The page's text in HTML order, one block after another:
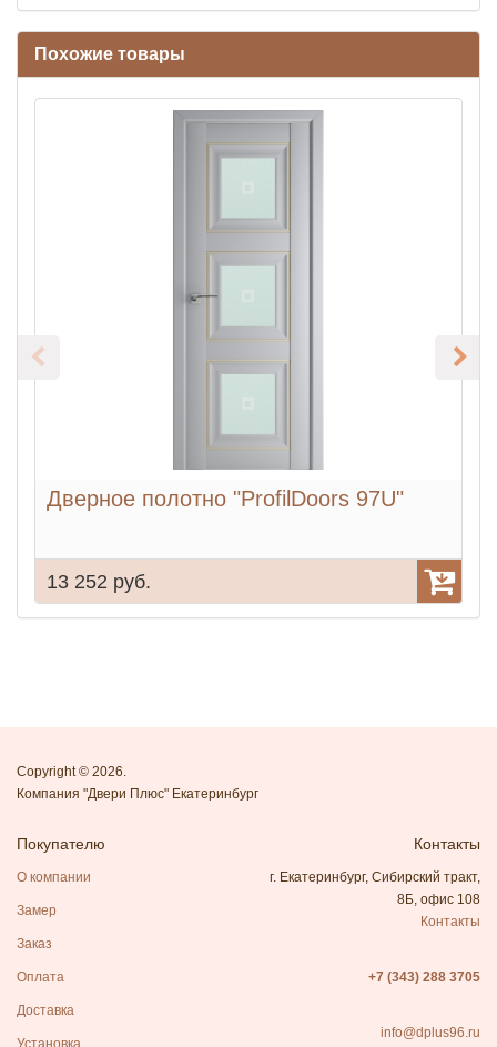
Похожие товары
Дверное полотно "ProfilDoors 97U"
13 252 руб.
Copyright © 2026.
Компания "Двери Плюс" Екатеринбург
Покупателю
О компании
Замер
Заказ
Оплата
Доставка
Установка
Контакты
г. Екатеринбург, Сибирский тракт,
8Б, офис 108
Контакты
+7 (343) 288 3705
info@dplus96.ru